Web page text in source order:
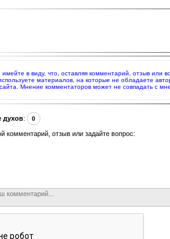
в виду, что, оставляя комментарий, отзыв или
материалов, на которые не обладаете
Мнение комментаторов может не совпадать с
духов: 0
комментарий, отзыв или задайте вопрос: